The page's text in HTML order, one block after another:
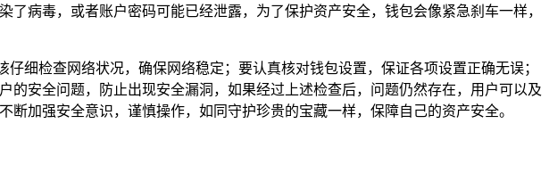
病毒，或者账户密码可能已经泄露，为了保护资产安全，钱包会像紧急刹车一样，
细检查网络状况，确保网络稳定；要认真核对钱包设置，保证各项设置正确无误；
安全问题，防止出现安全漏洞，如果经过上述检查后，问题仍然存在，用户可以及
断加强安全意识，谨慎操作，如同守护珍贵的宝藏一样，保障自己的资产安全。